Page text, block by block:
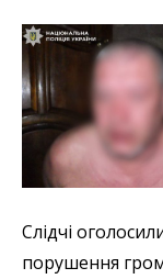
Слідчі
порушення